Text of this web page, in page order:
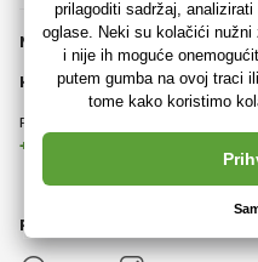
KONTAKT
Ponedjeljak - Petak (9:00 - 15:00)
+38517757091
NE PROPUSTITE
PRATITE NAS